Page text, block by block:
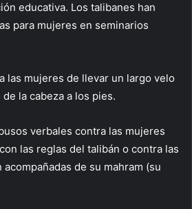
educativa. Los talibanes han
para mujeres en seminarios
las mujeres de llevar un largo velo
la cabeza a los pies.
verbales contra las mujeres
las reglas del talibán o contra las
de su mahram (su